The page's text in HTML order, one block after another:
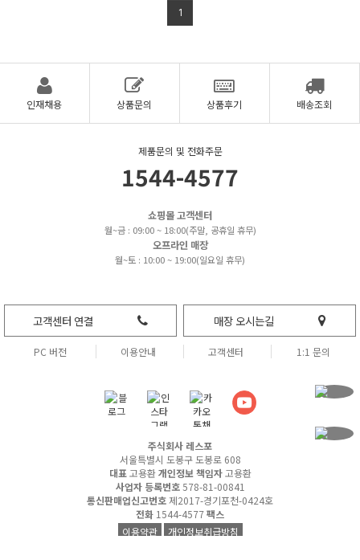
1
인재채용 상품문의 상품후기 배송조회
제품문의 및 전화주문
1544-4577
쇼핑몰 고객센터
월~금 : 09:00 ~ 18:00(주말, 공휴일 휴무)
오프라인 매장
월~토 : 10:00 ~ 19:00(일요일 휴무)
고객센터 연결 매장 오시는길
PC 버전 이용안내 고객센터 1:1 문의
주식회사 레스포
서울특별시 도봉구 도봉로 608
대표고용환개인정보 책임자고용환
사업자 등록번호578-81-00841
통신판매업신고번호제2017-경기포천-0424호
전화 1544-4577팩스
이용약관
개인정보취급방침